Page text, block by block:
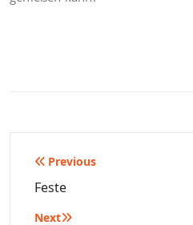
Beitragsnavigation
Previous
Feste
Next